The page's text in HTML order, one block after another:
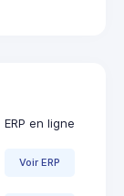
ERP en ligne
Voir ERP